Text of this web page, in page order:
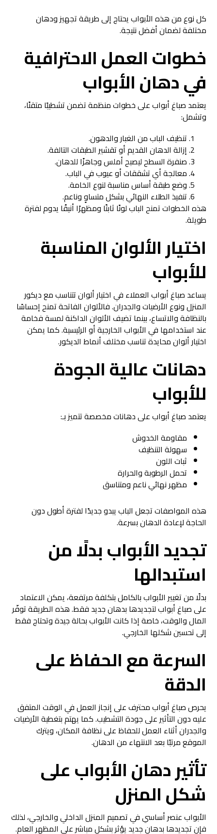
كل نوع من هذه الأبواب يحتاج إلى طريقة تجهيز ودهان
مختلفة لضمان أفضل نتيجة.
خطوات العمل الاحترافية
فيدهان الأبواب
يعتمد صباغ أبواب على خطوات منظمة تضمن تشطيبًا متقنًا،
وتشمل:
تنظيف الباب من الغبار والدهون.
إزالة الدهان القديم أو تقشير الطبقات التالفة.
صنفرة السطح ليصبح أملس وجاهزًا للدهان.
معالجة أي تشققات أو عيوب في الباب.
وضع طبقة أساس مناسبة لنوع الخامة.
تنفيذ الطلاء النهائي بشكل متساوٍ وناعم.
هذه الخطوات تمنح الباب لونًا ثابتًا ومظهرًا أنيقًا يدوم لفترة
طويلة.
اختيار الألوان المناسبة
للأبواب
يساعد صباغ أبواب العملاء في اختيار ألوان تتناسب مع ديكور
المنزل ونوع الأرضيات والجدران. فالألوان الفاتحة تمنح إحساسًا
بالنظافة والاتساع، بينما تضيف الألوان الداكنة لمسة فخامة
عند استخدامها في الأبواب الخارجية أو الرئيسية. كما يمكن
اختيار ألوان محايدة تناسب مختلف أنماط الديكور.
دهانات عالية الجودة
للأبواب
يعتمد صباغ أبواب على دهانات مخصصة تتميز بـ:
مقاومة الخدوش
سهولة التنظيف
ثبات اللون
تحمل الرطوبة والحرارة
مظهر نهائي ناعم ومتناسق
هذه المواصفات تجعل الباب يبدو جديدًا لفترة أطول دون
الحاجة لإعادة الدهان بسرعة.
تجديد الأبواب بدلًا من
استبدالها
بدلًا من تغيير الأبواب بالكامل بتكلفة مرتفعة، يمكن الاعتماد
على صباغ أبواب لتجديدها بدهان جديد فقط. هذه الطريقة توفّر
المال والوقت، خاصة إذا كانت الأبواب بحالة جيدة وتحتاج فقط
إلى تحسين شكلها الخارجي.
السرعة مع الحفاظ على
الدقة
يحرص صباغ أبواب محترف على إنجاز العمل في الوقت المتفق
عليه دون التأثير على جودة التشطيب. كما يهتم بتغطية الأرضيات
والجدران أثناء العمل للحفاظ على نظافة المكان، ويترك
الموقع مرتبًا بعد الانتهاء من الدهان.
تأثيردهان الأبوابعلى
شكل المنزل
الأبواب عنصر أساسي في تصميم المنزل الداخلي والخارجي، لذلك
فإن تجديدها بدهان جديد يؤثر بشكل مباشر على المظهر العام.